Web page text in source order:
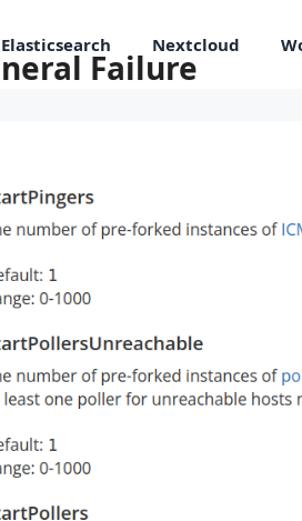
Failure
Elasticsearch Nextcloud